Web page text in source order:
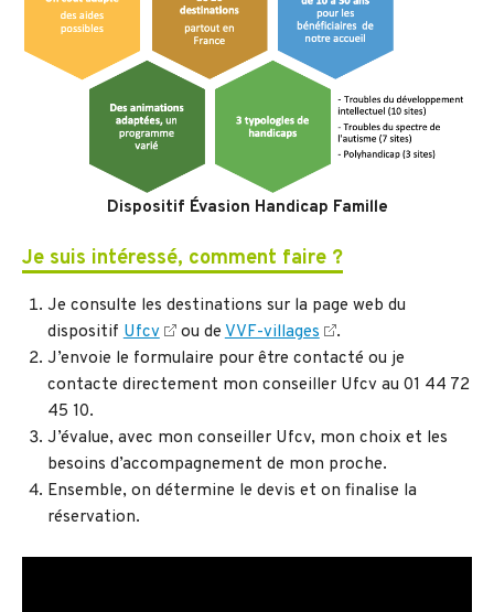
Dispositif Évasion Handicap Famille
Je suis intéressé, comment faire ?
Je consulte les destinations sur la page web du
dispositifUfcv ou deVVF-villages
.
J’envoie le formulaire pour être contacté ou je
contacte directement mon conseiller Ufcv au 01 44 72
45 10.
J’évalue, avec mon conseiller Ufcv, mon choix et les
besoins d’accompagnement de mon proche.
Ensemble, on détermine le devis et on finalise la
réservation.